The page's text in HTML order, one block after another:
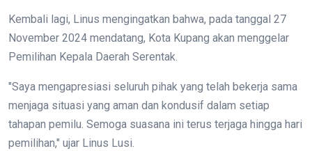
Kembali lagi, Linus mengingatkan bahwa, pada tanggal 27
November 2024 mendatang, Kota Kupang akan menggelar
Pemilihan Kepala Daerah Serentak.
"Saya mengapresiasi seluruh pihak yang telah bekerja sama
menjaga situasi yang aman dan kondusif dalam setiap
tahapan pemilu. Semoga suasana ini terus terjaga hingga hari
pemilihan," ujar Linus Lusi.